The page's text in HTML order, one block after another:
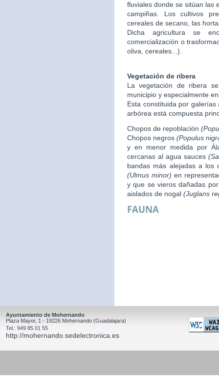
fluviales donde se sitúan las
campiñas. Los cultivos
cereales de secano, las
Dicha agricultura se
comercialización o
oliva, cereales...).
Vegetación de ribera
La vegetación de ribera
municipio y especialmente
Esta constituida por
arbórea está compuesta
Chopos de repoblación
Chopos negros (Populus
y en menor medida por
cercanas al agua sauces
bandas más alejadas a los
(Ulmus minor) en
y que se vieros dañadas
aislados de nogal (Juglans
FAUNA
Ayuntamiento de Mohernando
Plaza Mayor, 1 - 19226 Mohernando (Guadalajara)
Tel.: 949 85 01 55
http://mohernando.sedelectronica.es